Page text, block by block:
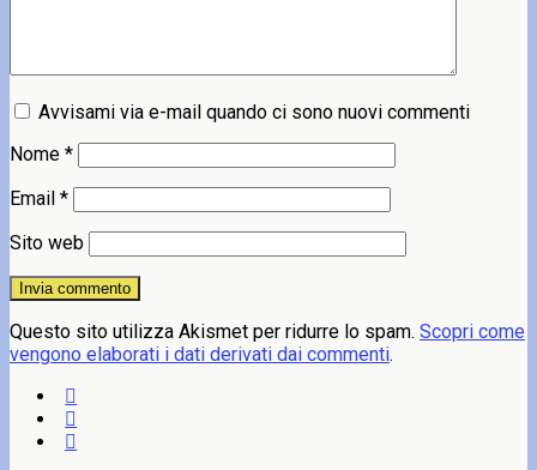
Avvisami via e-mail quando ci sono nuovi commenti
Nome *
Email *
Sito web
Questo sito utilizza Akismet per ridurre lo spam. Scopri come
vengono elaborati i dati derivati dai commenti.